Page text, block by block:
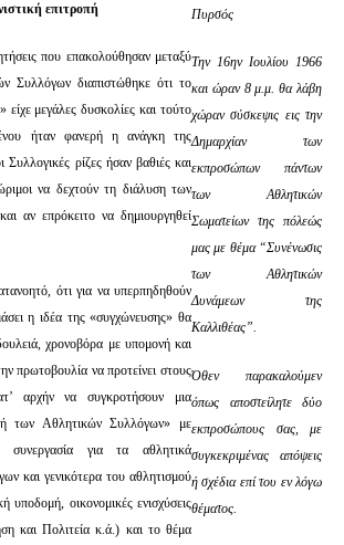
επιτροπή
που επακολούθησαν μεταξύ
Συλλόγων διαπιστώθηκε ότι το
μεγάλες δυσκολίες και τούτο
ήταν φανερή η ανάγκη της
ρίζες ήσαν βαθιές και
να δεχτούν τη διάλυση των
αν επρόκειτο να δημιουργηθεί
ότι για να υπερπηδηθούν
η ιδέα της «συγχώνευσης» θα
χρονοβόρα με υπομονή και
πρωτοβουλία να προτείνει στους
αρχήν να συγκροτήσουν μια
των Αθλητικών Συλλόγων» με
για τα αθλητικά
και γενικότερα του αθλητισμού
υποδομή, οικονομικές ενισχύσεις
και Πολιτεία κ.ά.) και το θέμα
Πυρσός
Την 16ην Ιουλίου 1966
και ώραν 8 μ.μ. θα λάβη
χώραν σύσκεψις εις την
Δημαρχίαν των
εκπροσώπων πάντων
των Αθλητικών
Σωματείων της πόλεώς
μας με θέμα “Συνένωσις
των Αθλητικών
Δυνάμεων της
Καλλιθέας”.
Όθεν παρακαλούμεν
όπως αποστείλητε δύο
εκπροσώπους σας, με
συγκεκριμένας απόψεις
ή σχέδια επί του εν λόγω
θέματος.